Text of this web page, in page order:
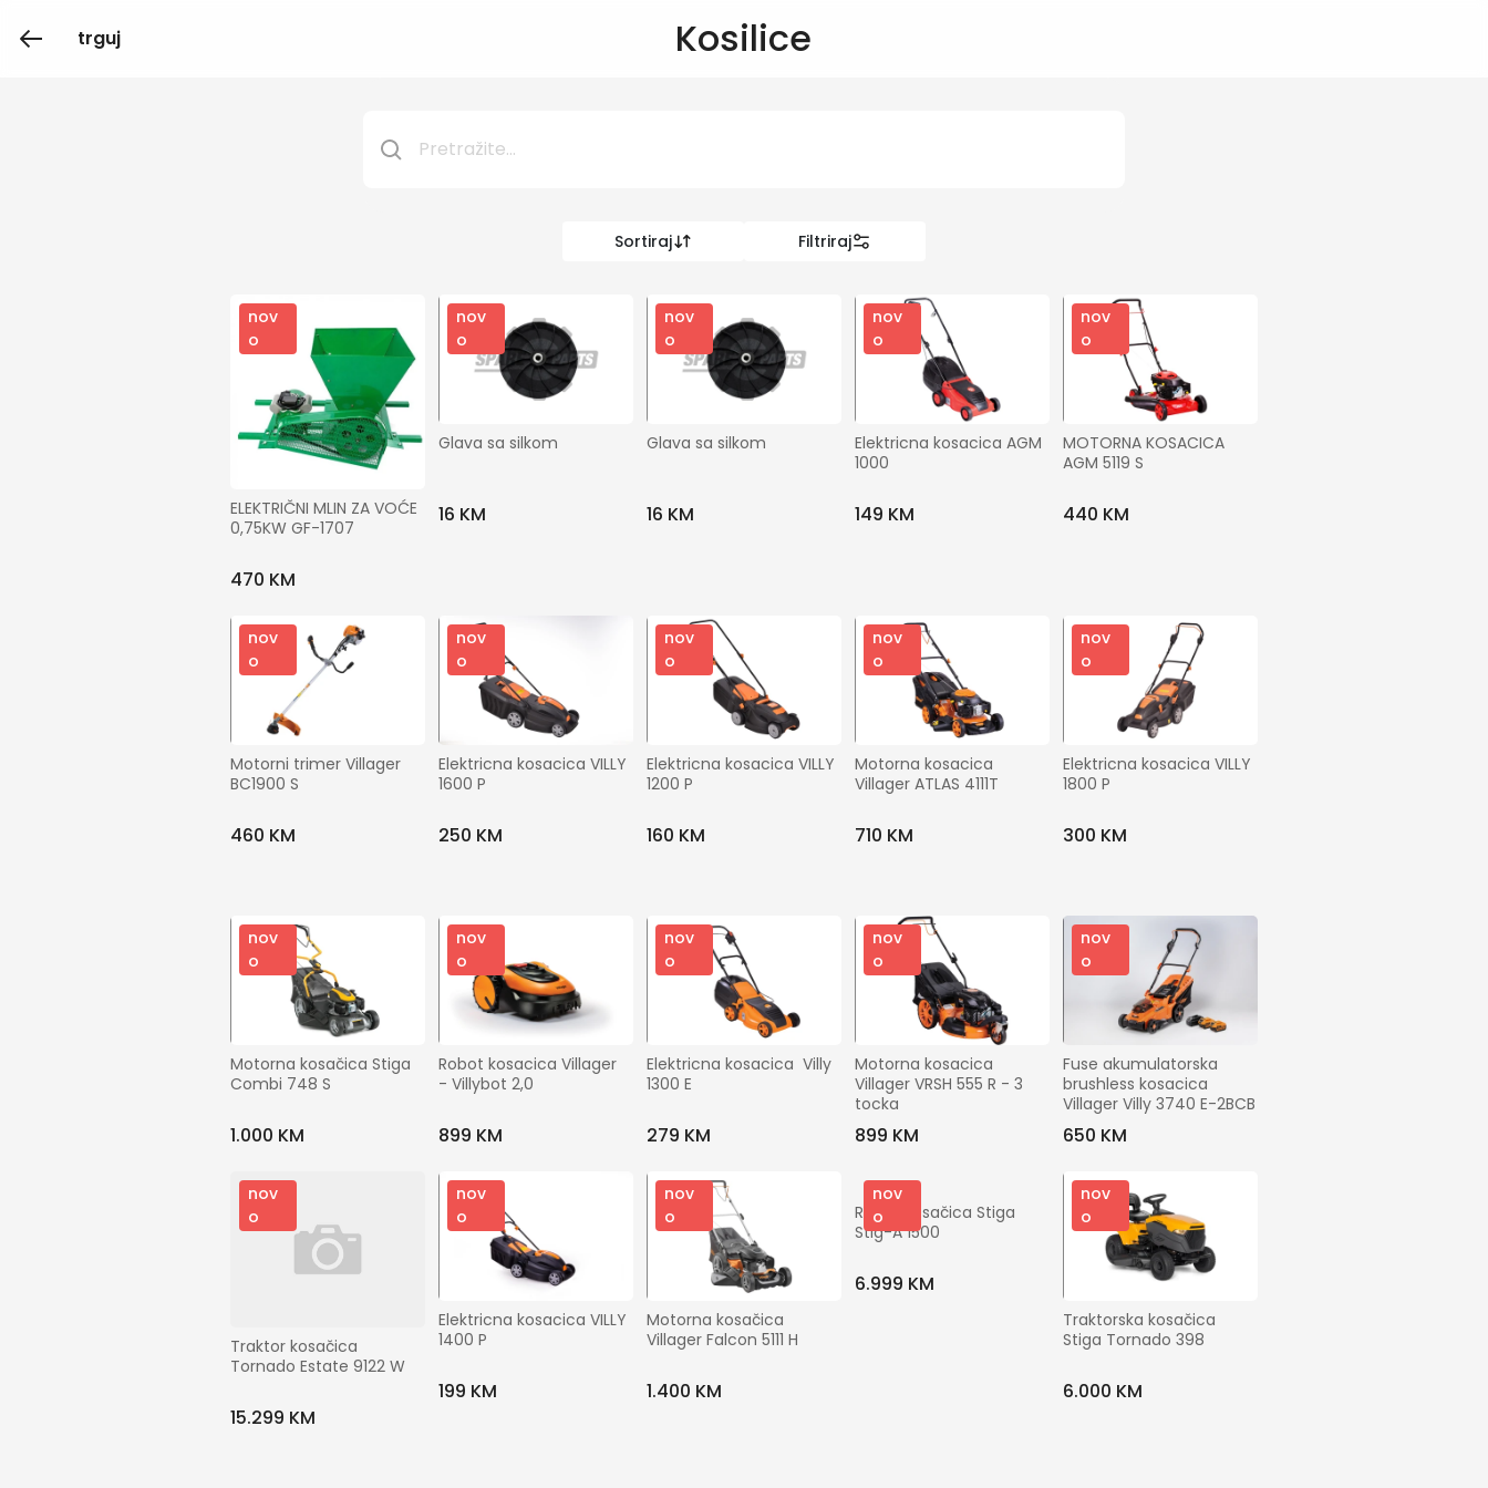
trguj Kosilice
Sortiraj Filtriraj
KM
Kategorije
Sve za dom
Traži
nov
o
ELEKTRIČNI MLIN ZA VOĆE
0,75KW GF-1707
470 KM
nov
o
Glava sa silkom
16 KM
nov
o
Glava sa silkom
16 KM
nov
o
Elektricna kosacica AGM
1000
149 KM
nov
o
MOTORNA KOSACICA
AGM 5119 S
440 KM
nov
o
Motorni trimer Villager
BC1900 S
460 KM
nov
o
Elektricna kosacica VILLY
1600 P
250 KM
nov
o
Elektricna kosacica VILLY
1200 P
160 KM
nov
o
Motorna kosacica
Villager ATLAS 4111T
710 KM
nov
o
Elektricna kosacica VILLY
1800 P
300 KM
nov
o
Motorna kosačica Stiga
Combi 748 S
1.000 KM
nov
o
Robot kosacica Villager
- Villybot 2,0
899 KM
nov
o
Elektricna kosacica  Villy
1300 E
279 KM
nov
o
Motorna kosacica
Villager VRSH 555 R - 3
tocka
899 KM
nov
o
Fuse akumulatorska
brushless kosacica
Villager Villy 3740 E-2BCB
650 KM
nov
o
Traktor kosačica
Tornado Estate 9122 W
15.299 KM
nov
o
Elektricna kosacica VILLY
1400 P
199 KM
nov
o
Motorna kosačica
Villager Falcon 5111 H
1.400 KM
nov
o
Robot kosačica Stiga
Stig-A 1500
6.999 KM
nov
o
Traktorska kosačica
Stiga Tornado 398
6.000 KM